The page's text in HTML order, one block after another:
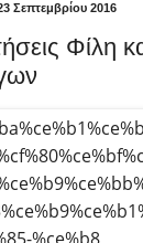
Σεπτεμβρίου 2016
Φίλη